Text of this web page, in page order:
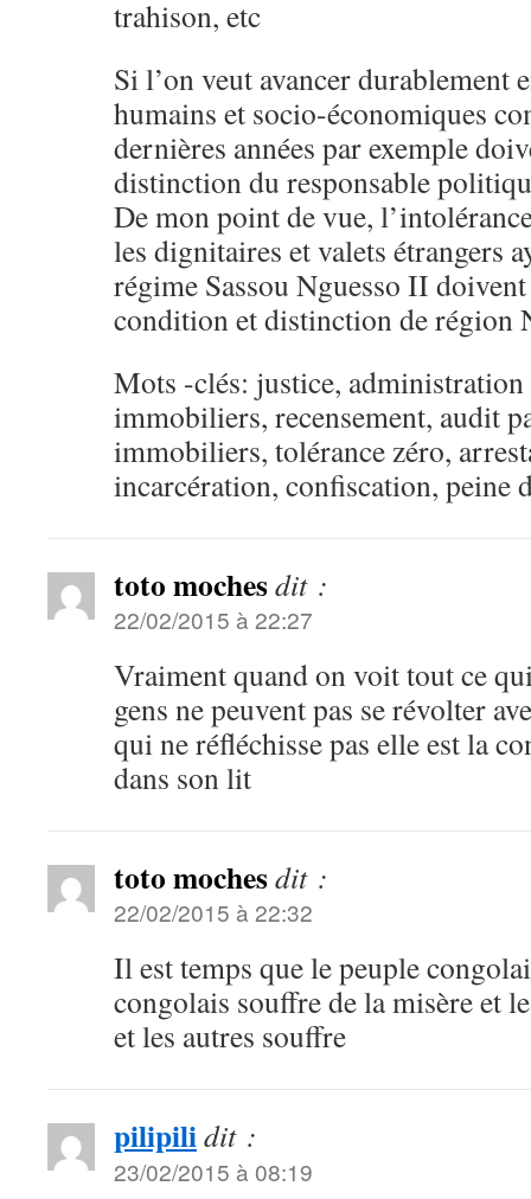
trahison, etc
Si l’on veut avancer durablement
humains et socio-économiques
dernières années par exemple
distinction du responsable
De mon point de vue,
les dignitaires et valets étrangers
régime Sassou Nguesso II
condition et distinction de région
Mots -clés: justice,
immobiliers, recensement, audit
immobiliers, tolérance zéro,
incarcération, confiscation, peine
toto mochesdit :
22/02/2015 à 22:27
Vraiment quand on voit tout ce
gens ne peuvent pas se révolter
qui ne réfléchisse pas elle est la
dans son lit
toto mochesdit :
22/02/2015 à 22:32
Il est temps que le peuple
congolais souffre de la misère et
et les autres souffre
pilipilidit :
23/02/2015 à 08:19